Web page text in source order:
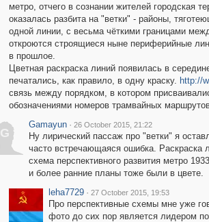
метро, отчего в сознании жителей городская
оказалась разбита на "ветки" - районы,
одной линии, с весьма чёткими границами
откроются строящиеся ныне периферийные
в прошлое.
Цветная раскраска линий появилась в
печатались, как правило, в одну краску. http://
связь между порядком, в котором
обозначениями номеров трамвайных
G
Gamayun · 26 October 2015, 21:22
Ну лирический пассаж про "ветки" я
часто встречающаяся ошибка. Раскраска
схема перспективного развития метро
и более ранние планы тоже были в цвете.
leha7729 · 27 October 2015, 19:53
Про перспективные схемы мне уже
фото до сих пор является лидером